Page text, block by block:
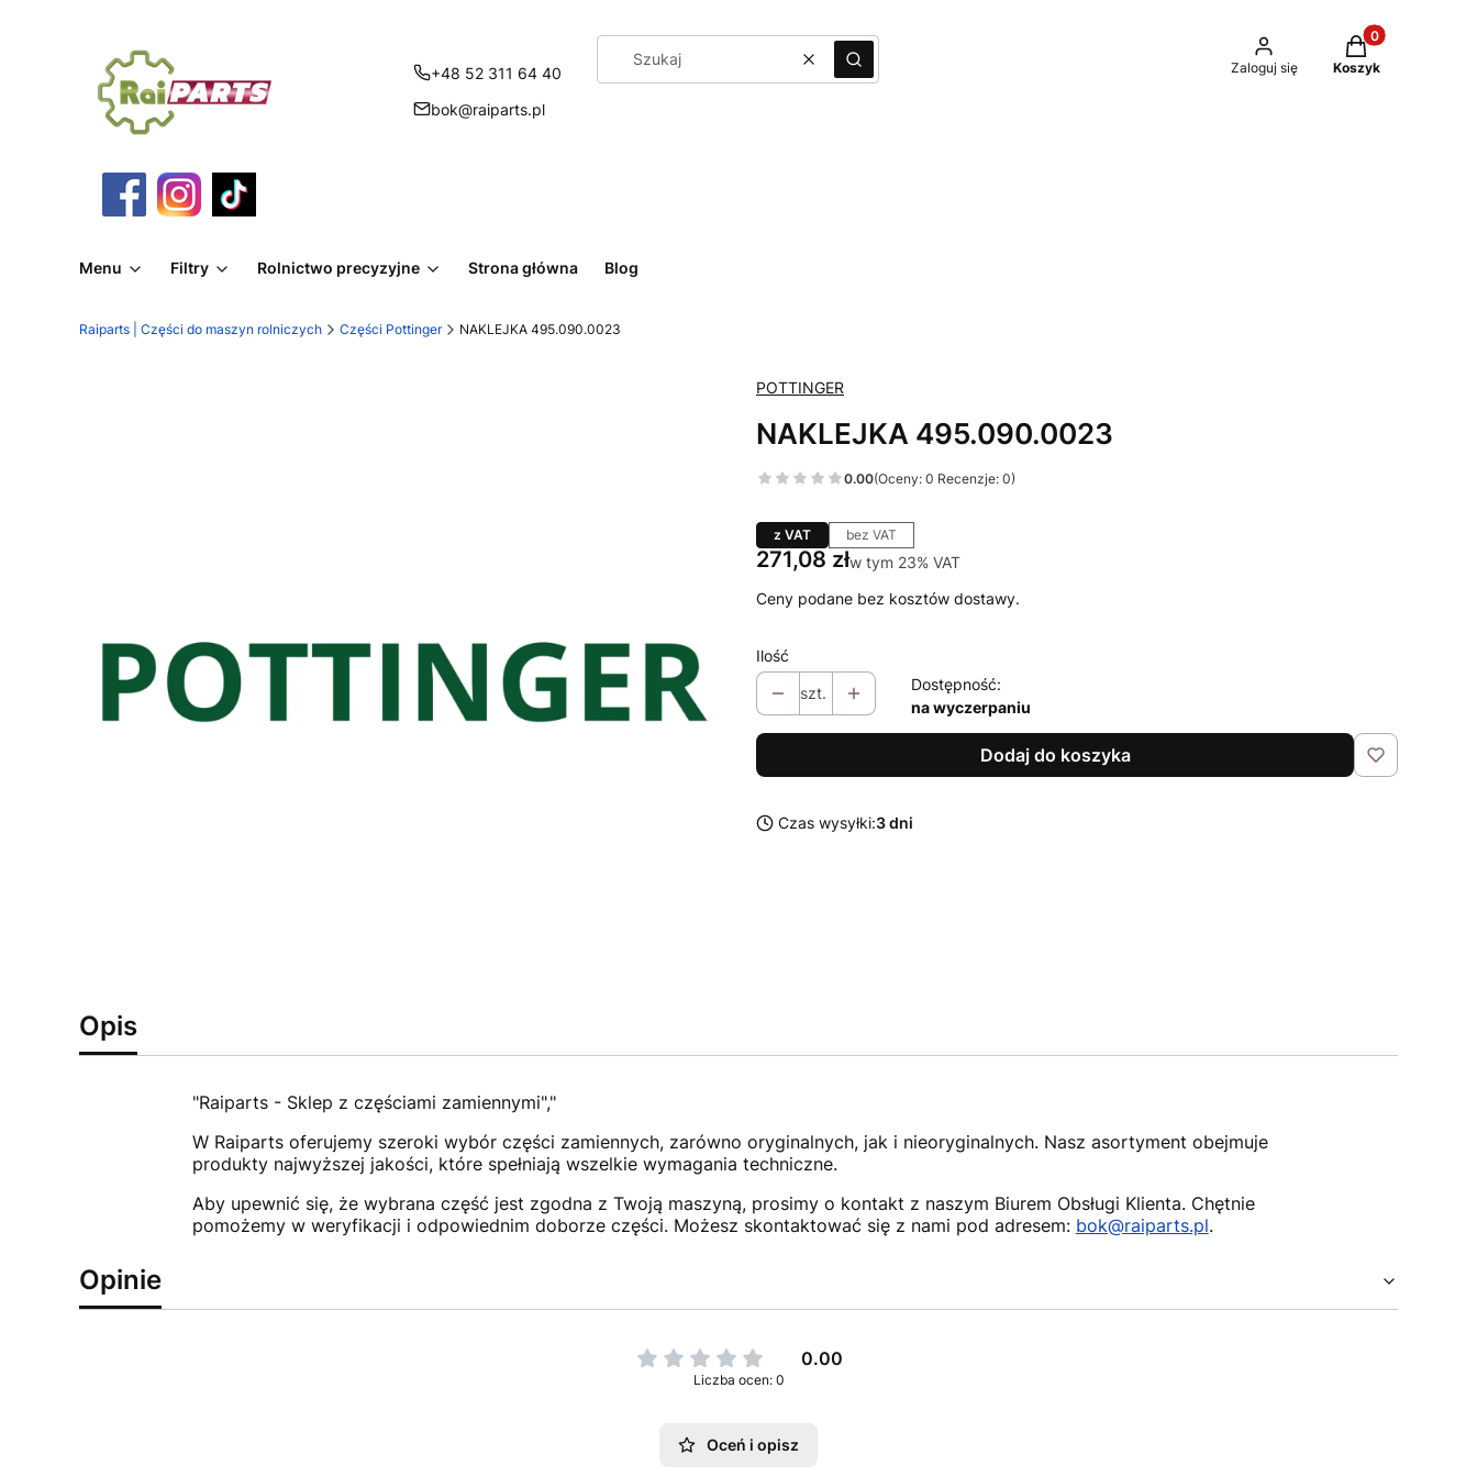
+48 52 311 64 40
bok@raiparts.pl
WyczyśćSzukaj Zaloguj się
Produkty w
Koszyk
Menu Filtry Rolnictwo precyzyjne Strona główna Blog
Raiparts | Części do maszyn rolniczych Części Pottinger NAKLEJKA 495.090.0023
POTTINGER
NAKLEJKA 495.090.0023
0.00(Oceny: 0 Recenzje: 0)
z VAT bez VAT
Cena
271,08 złw tym 23% VAT
w tym 23% VAT
Ceny podane bez kosztów dostawy.
Ilość
szt.
Dostępność:
na wyczerpaniu
Dodaj do koszyka
Czas wysyłki:3 dni
Opis
"Raiparts - Sklep z częściami zamiennymi","
W Raiparts oferujemy szeroki wybór części zamiennych, zarówno oryginalnych, jak i nieoryginalnych. Nasz asortyment obejmuje
produkty najwyższej jakości, które spełniają wszelkie wymagania techniczne.
Aby upewnić się, że wybrana część jest zgodna z Twoją maszyną, prosimy o kontakt z naszym Biurem Obsługi Klienta. Chętnie
pomożemy w weryfikacji i odpowiednim doborze części. Możesz skontaktować się z nami pod adresem: bok@raiparts.pl.
Opinie
0.00
Liczba ocen: 0
Oceń i opisz